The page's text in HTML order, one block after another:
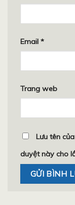
Email *
Trang web
Lưu tên
duyệt này cho